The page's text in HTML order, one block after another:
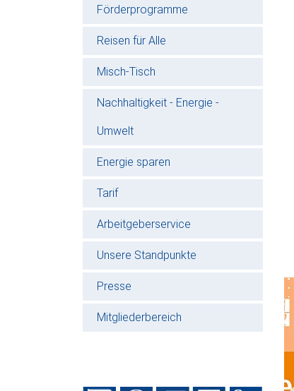
Förderprogramme
Reisen für Alle
Misch-Tisch
Nachhaltigkeit - Energie -
Umwelt
Energie sparen
Tarif
Arbeitgeberservice
Unsere Standpunkte
Presse
Mitgliederbereich